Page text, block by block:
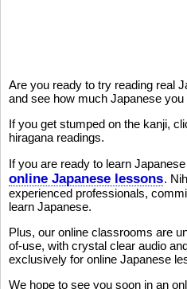
Are you ready to try reading real
and see how much Japanese you
If you get stumped on the kanji,
hiragana readings.
If you are ready to learn
online Japanese lessons.
experienced professionals,
learn Japanese.
Plus, our online classrooms are
of-use, with crystal clear audio
exclusively for online Japanese
We hope to see you soon in an